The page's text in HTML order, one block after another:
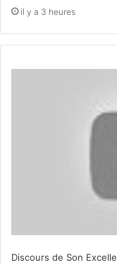
il y a 3 heures
Discours de Son